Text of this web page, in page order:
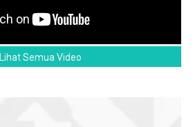
Lihat Semua Video